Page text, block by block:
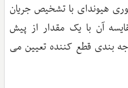
هیوندای با تشخیص جریان
آن با یک مقدار از پیش
بندی قطع کننده تعیین می